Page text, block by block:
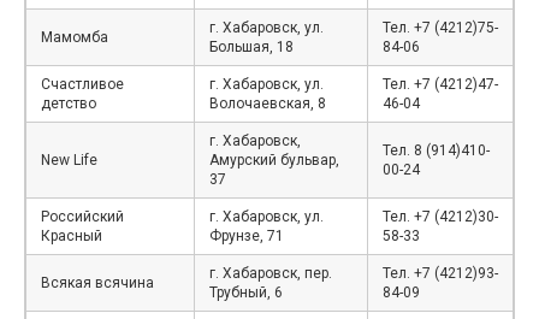
Мамомба
г. Хабаровск, ул.
Большая, 18
Тел. +7 (4212)75-
84-06
Счастливое
детство
г. Хабаровск, ул.
Волочаевская, 8
Тел. +7 (4212)47-
46-04
New Life
г. Хабаровск,
Амурский бульвар,
37
Тел. 8 (914)410-
00-24
Российский
Красный
г. Хабаровск, ул.
Фрунзе, 71
Тел. +7 (4212)30-
58-33
Всякая всячина
г. Хабаровск, пер.
Трубный, 6
Тел. +7 (4212)93-
84-09